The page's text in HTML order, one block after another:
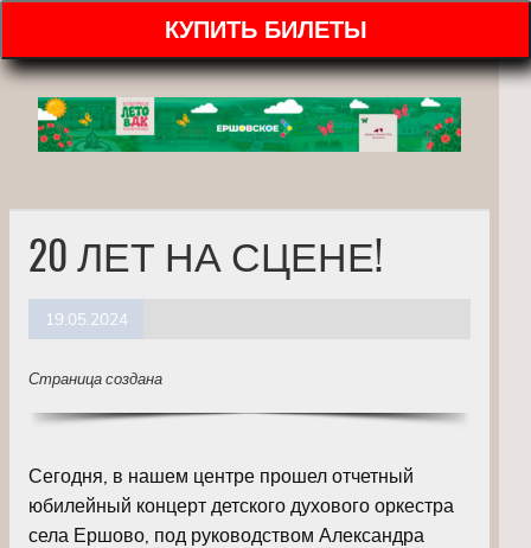
КУПИТЬ БИЛЕТЫ
20 ЛЕТ НА СЦЕНЕ!
19.05.2024
Страница создана
Сегодня, в нашем центре прошел отчетный
юбилейный концерт детского духового оркестра
села Ершово, под руководством Александра